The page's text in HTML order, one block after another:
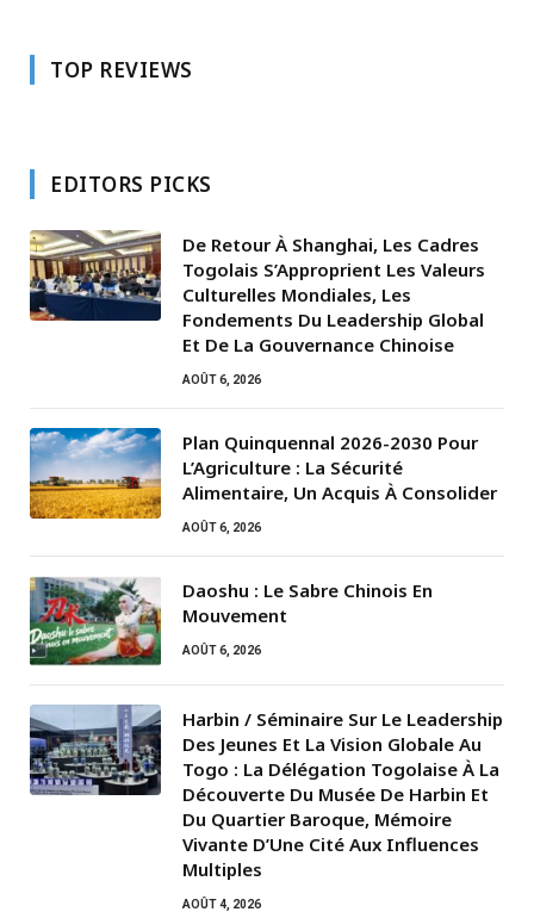
TOP REVIEWS
EDITORS PICKS
De Retour À Shanghai, Les Cadres
Togolais S’Approprient Les Valeurs
Culturelles Mondiales, Les
Fondements Du Leadership Global
Et De La Gouvernance Chinoise
AOÛT 6, 2026
Plan Quinquennal 2026-2030 Pour
L’Agriculture : La Sécurité
Alimentaire, Un Acquis À Consolider
AOÛT 6, 2026
Daoshu : Le Sabre Chinois En
Mouvement
AOÛT 6, 2026
Harbin / Séminaire Sur Le Leadership
Des Jeunes Et La Vision Globale Au
Togo : La Délégation Togolaise À La
Découverte Du Musée De Harbin Et
Du Quartier Baroque, Mémoire
Vivante D’Une Cité Aux Influences
Multiples
AOÛT 4, 2026